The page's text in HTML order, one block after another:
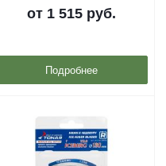
от 1 515 руб.
Подробнее